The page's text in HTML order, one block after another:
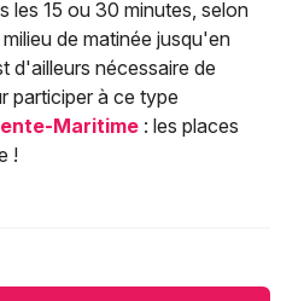
les 15 ou 30 minutes, selon
de matinée jusqu'en
d'ailleurs nécessaire de
participer à ce type
Maritime : les places
!